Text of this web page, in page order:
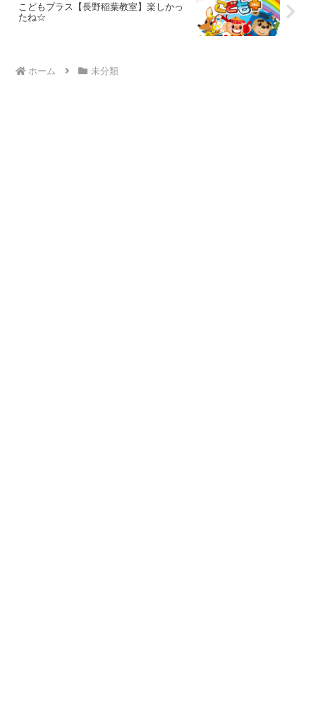
こどもプラス【長野稲葉教室】楽しかっ
たね☆
ホーム 未分類